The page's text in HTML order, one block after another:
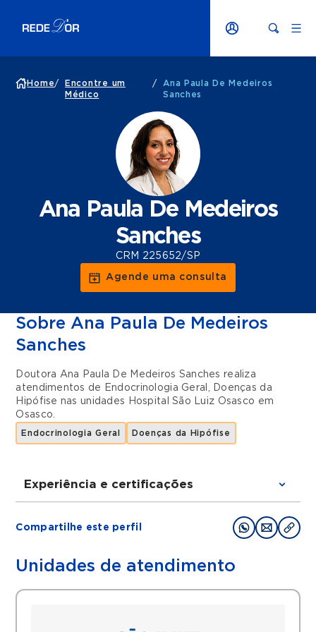
Home/
Encontre um
Médico
/
Ana Paula De Medeiros
Sanches
Ana Paula De Medeiros
Sanches
CRM 225652/SP
Agende uma consulta
Sobre Ana Paula De Medeiros
Sanches
Doutora Ana Paula De Medeiros Sanches realiza
atendimentos de
Endocrinologia Geral , Doenças da
Hipófise nas unidades Hospital São Luiz Osasco em
Osasco.
Endocrinologia Geral Doenças da Hipófise
Experiência e certificações
MEDICINA
ATUALIZAÇÃO EM ENDOCRINOLOGIA
Compartilhe este perfil
Unidades de atendimento